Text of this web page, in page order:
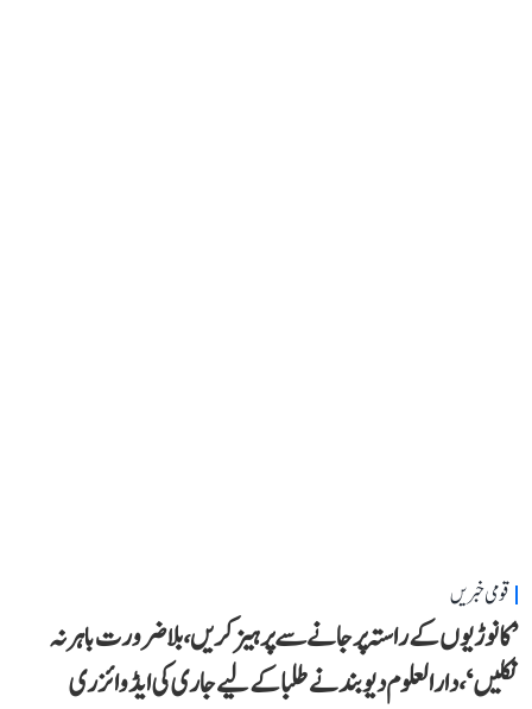
قومی خبریں
’کانوڑیوں کے راستہ پر جانے سے پرہیز کریں، بلاضرورت باہر نہ
نکلیں‘، دارالعلوم دیوبند نے طلبا کے لیے جاری کی ایڈوائزری